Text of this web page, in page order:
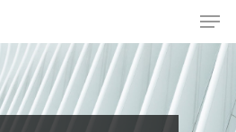
or ESC to close